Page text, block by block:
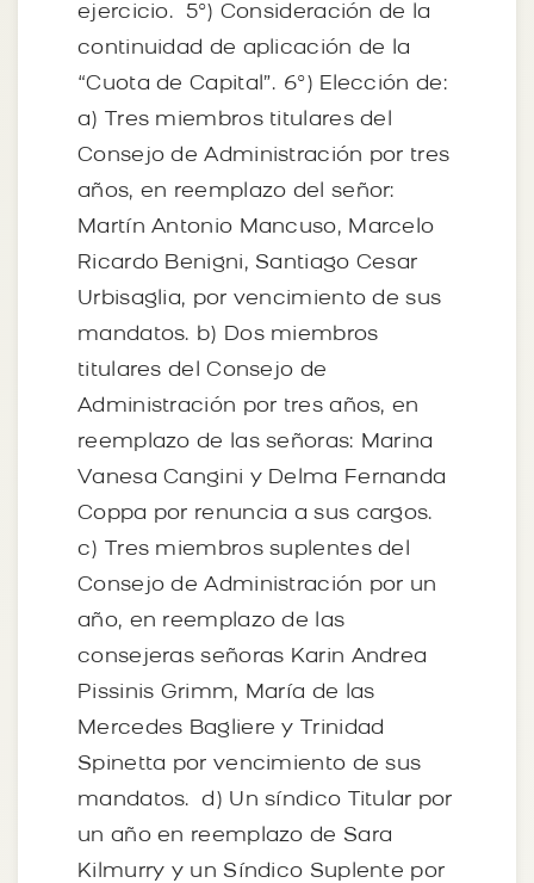
ejercicio. 5º) Consideración de la
continuidad de aplicación de la
“Cuota de Capital”. 6º) Elección de:
a) Tres miembros titulares del
Consejo de Administración por tres
años, en reemplazo del señor:
Martín Antonio Mancuso, Marcelo
Ricardo Benigni, Santiago Cesar
Urbisaglia, por vencimiento de sus
mandatos. b) Dos miembros
titulares del Consejo de
Administración por tres años, en
reemplazo de las señoras: Marina
Vanesa Cangini y Delma Fernanda
Coppa por renuncia a sus cargos.
c) Tres miembros suplentes del
Consejo de Administración por un
año, en reemplazo de las
consejeras señoras Karin Andrea
Pissinis Grimm, María de las
Mercedes Bagliere y Trinidad
Spinetta por vencimiento de sus
mandatos. d) Un síndico Titular por
un año en reemplazo de Sara
Kilmurry y un Síndico Suplente por